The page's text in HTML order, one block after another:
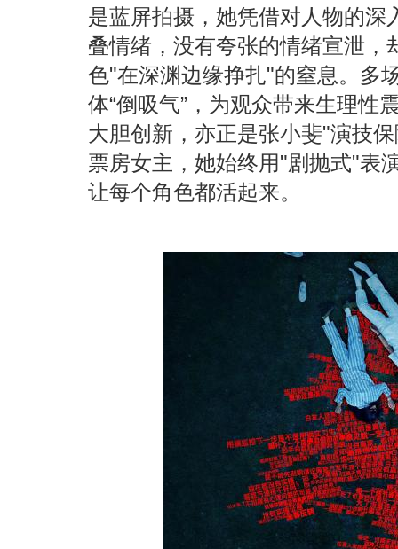
是蓝屏拍摄，她凭借对人物的深
叠情绪，没有夸张的情绪宣泄，
色"在深渊边缘挣扎"的窒息。多
体“倒吸气”，为观众带来生理性
大胆创新，亦正是张小斐"演技
票房女主，她始终用"剧抛式"表
让每个角色都活起来。